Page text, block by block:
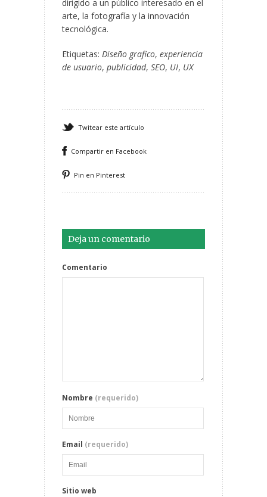
dirigido a un público interesado en el
arte, la fotografía y la innovación
tecnológica.
Etiquetas: Diseño grafico, experiencia
de usuario, publicidad, SEO, UI, UX
Twitear este artículo
Compartir en Facebook
Pin en Pinterest
Deja un comentario
Comentario
Nombre (requerido)
Email (requerido)
Sitio web